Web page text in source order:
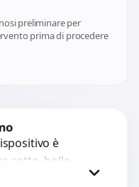
preliminare per
prima di procedere
è
rotto, bolle,
o pixel morti?
era: 550,00 €.
attuale è: 490,00 €.